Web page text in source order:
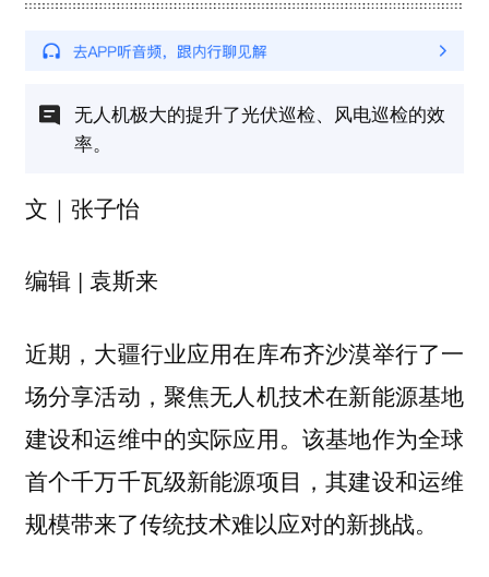
无人机极大的提升了光伏巡检、风电巡检的效
率。
文｜张子怡
编辑 | 袁斯来
近期，大疆行业应用在库布齐沙漠举行了一
场分享活动，聚焦无人机技术在新能源基地
建设和运维中的实际应用。该基地作为全球
首个千万千瓦级新能源项目，其建设和运维
规模带来了传统技术难以应对的新挑战。